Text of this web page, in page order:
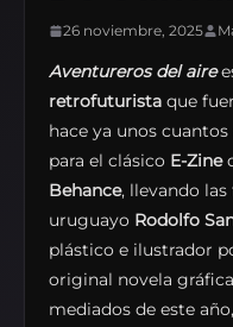
26 noviembre, 2025
Aventureros del aire
retrofuturista que
hace ya unos
para el clásico E-Zine
Behance, llevando
uruguayo Rodolfo
plástico e ilustrador
original novela
mediados de este